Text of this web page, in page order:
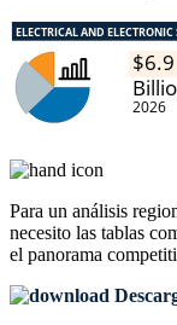
Para un análisis
necesito las tablas
el panorama